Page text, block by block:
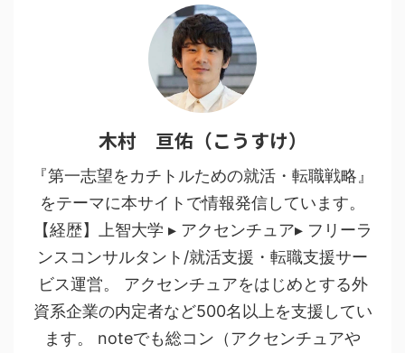
木村 亘佑（こうすけ）
『第一志望をカチトルための就活・転職戦略』
をテーマに本サイトで情報発信しています。
【経歴】上智大学 ▸ アクセンチュア▸ フリーラ
ンスコンサルタント/就活支援・転職支援サー
ビス運営。 アクセンチュアをはじめとする外
資系企業の内定者など500名以上を支援してい
ます。 noteでも総コン（アクセンチュアや